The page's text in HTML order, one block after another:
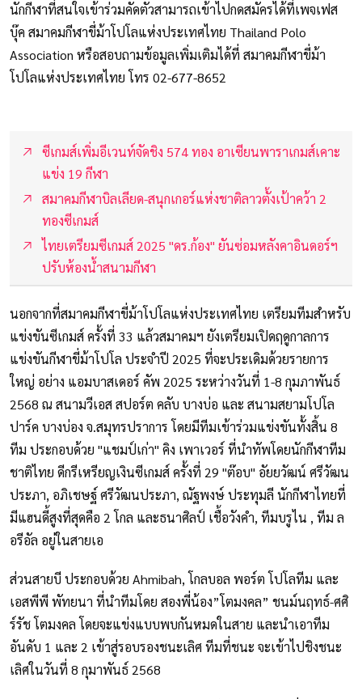
นักกีฬาที่สนใจเข้าร่วมคัดตัวสามารถเข้าไปกดสมัครได้ที่เพจเฟส
บุ๊ค สมาคมกีฬาขี่ม้าโปโลแห่งประเทศไทย Thailand Polo
Association หรือสอบถามข้อมูลเพิ่มเติมได้ที่ สมาคมกีฬาขี่ม้า
โปโลแห่งประเทศไทย โทร 02-677-8652
ซีเกมส์เพิ่มอีเวนท์จัดชิง 574 ทอง อาเซียนพาราเกมส์เคาะ
แข่ง 19 กีฬา
สมาคมกีฬาบิลเลียด-สนุกเกอร์แห่งชาติลาวตั้งเป้าคว้า 2
ทองซีเกมส์
ไทยเตรียมซีเกมส์ 2025 "ดร.ก้อง" ยันซ่อมหลังคาอินดอร์ฯ
ปรับห้องน้ำสนามกีฬา
นอกจากที่สมาคมกีฬาขี่ม้าโปโลแห่งประเทศไทย เตรียมทีมสำหรับ
แข่งขันซีเกมส์ ครั้งที่ 33 แล้วสมาคมฯ ยังเตรียมเปิดฤดูกาลการ
แข่งขันกีฬาขี่ม้าโปโล ประจำปี 2025 ที่จะประเดิมด้วยรายการ
ใหญ่ อย่าง แอมบาสเดอร์ คัพ 2025 ระหว่างวันที่ 1-8 กุมภาพันธ์
2568 ณ สนามวีเอส สปอร์ต คลับ บางบ่อ และ สนามสยามโปโล
ปาร์ค บางบ่อง จ.สมุทรปราการ โดยมีทีมเข้าร่วมแข่งขันทั้งสิ้น 8
ทีม ประกอบด้วย "แชมป์เก่า" คิง เพาเวอร์ ที่นำทัพโดยนักกีฬาทีม
ชาติไทย ดีกรีเหรียญเงินซีเกมส์ ครั้งที่ 29 "ต๊อบ" อัยยวัฒน์ ศรีวัฒน
ประภา, อภิเชษฐ์ ศรีวัฒนประภา, ณัฐพงษ์ ประทุมลี นักกีฬาไทยที่
มีแฮนดี้สูงที่สุดคือ 2 โกล และธนาศิลป์ เชื้อวังคำ, ทีมบรูไน , ทีม ล
อรีอัล อยู่ในสายเอ
ส่วนสายบี ประกอบด้วย Ahmibah, โกลบอล พอร์ต โปโลทีม และ
เอสพีพี พัทยนา ที่นำทีมโดย สองพี่น้อง”โตมงคล” ชนม์นฤทธ์-ศศิ
ร์รัช โตมงคล โดยจะแข่งแบบพบกันหมดในสาย และนำเอาทีม
อันดับ 1 และ 2 เข้าสู่รอบรองชนะเลิศ ทีมที่ชนะ จะเข้าไปชิงชนะ
เลิศในวันที่ 8 กุมาพันธ์ 2568